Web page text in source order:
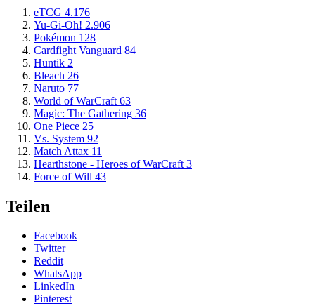
eTCG 4.176
Yu-Gi-Oh! 2.906
Pokémon 128
Cardfight Vanguard 84
Huntik 2
Bleach 26
Naruto 77
World of WarCraft 63
Magic: The Gathering 36
One Piece 25
Vs. System 92
Match Attax 11
Hearthstone - Heroes of WarCraft 3
Force of Will 43
Teilen
Facebook
Twitter
Reddit
WhatsApp
LinkedIn
Pinterest